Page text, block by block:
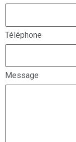
Téléphone
Message